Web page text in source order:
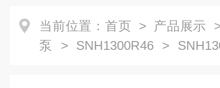
当前位置： 首页 > 产品展示
泵 > SNH1300R46 >